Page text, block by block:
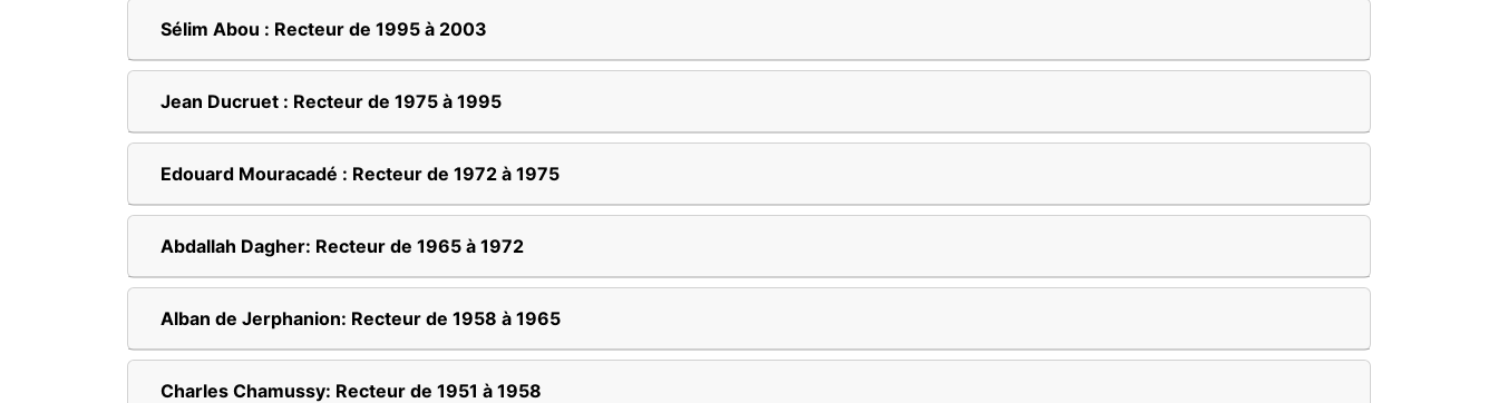
Sélim Abou : Recteur de 1995 à 2003
Jean Ducruet : Recteur de 1975 à 1995
Edouard Mouracadé : Recteur de 1972 à 1975
Abdallah Dagher: Recteur de 1965 à 1972
Alban de Jerphanion: Recteur de 1958 à 1965
Charles Chamussy: Recteur de 1951 à 1958